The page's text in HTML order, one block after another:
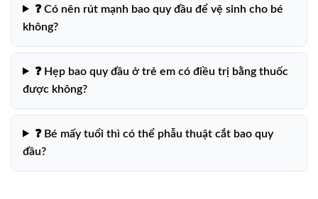
❓ Có nên rút mạnh bao quy đầu để vệ sinh cho bé
không?
❓ Hẹp bao quy đầu ở trẻ em có điều trị bằng thuốc
được không?
❓ Bé mấy tuổi thì có thể phẫu thuật cắt bao quy
đầu?